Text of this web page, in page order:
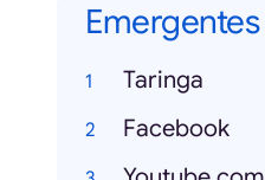
Emergentes
Taringa
Facebook